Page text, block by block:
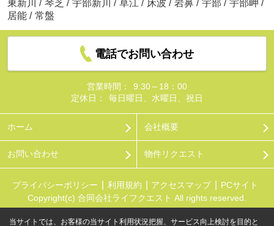
東新川
/ 琴芝 / 宇部新川 / 草江 / 床波 / 岩鼻 / 宇部 / 宇部岬 /
居能 / 常盤
電話でお問い合わせ
営業時間：
9:30～18：00
定休日：
毎日曜日、水曜日、祝日
ホーム 会社概要
お問い合わせ 物件リクエスト
プライバシーポリシー 利用規約 アクセスマップ
PCサイト
Copyright(c) 合同会社ライフクエスト All rights reserved.
当サイトでは、お客様の当サイト利用状況把握、サービス向上検討を目的と